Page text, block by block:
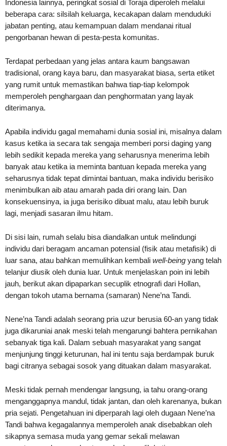
Indonesia lainnya, peringkat sosial di Toraja diperoleh melalui
beberapa cara: silsilah keluarga, kecakapan dalam menduduki
jabatan penting, atau kemampuan dalam mendanai ritual
pengorbanan hewan di pesta-pesta komunitas.
Terdapat perbedaan yang jelas antara kaum bangsawan
tradisional, orang kaya baru, dan masyarakat biasa, serta etiket
yang rumit untuk memastikan bahwa tiap-tiap kelompok
memperoleh penghargaan dan penghormatan yang layak
diterimanya.
Apabila individu gagal memahami dunia sosial ini, misalnya dalam
kasus ketika ia secara tak sengaja memberi porsi daging yang
lebih sedikit kepada mereka yang seharusnya menerima lebih
banyak atau ketika ia meminta bantuan kepada mereka yang
seharusnya tidak tepat dimintai bantuan, maka individu berisiko
menimbulkan aib atau amarah pada diri orang lain. Dan
konsekuensinya, ia juga berisiko dibuat malu, atau lebih buruk
lagi, menjadi sasaran ilmu hitam.
Di sisi lain, rumah selalu bisa diandalkan untuk melindungi
individu dari beragam ancaman potensial (fisik atau metafisik) di
luar sana, atau bahkan memulihkan kembali well-being yang telah
telanjur diusik oleh dunia luar. Untuk menjelaskan poin ini lebih
jauh, berikut akan dipaparkan secuplik etnografi dari Hollan,
dengan tokoh utama bernama (samaran) Nene’na Tandi.
Nene’na Tandi adalah seorang pria uzur berusia 60-an yang tidak
juga dikaruniai anak meski telah mengarungi bahtera pernikahan
sebanyak tiga kali. Dalam sebuah masyarakat yang sangat
menjunjung tinggi keturunan, hal ini tentu saja berdampak buruk
bagi citranya sebagai sosok yang dituakan dalam masyarakat.
Meski tidak pernah mendengar langsung, ia tahu orang-orang
menganggapnya mandul, tidak jantan, dan oleh karenanya, bukan
pria sejati. Pengetahuan ini diperparah lagi oleh dugaan Nene’na
Tandi bahwa kegagalannya memperoleh anak disebabkan oleh
sikapnya semasa muda yang gemar sekali melawan